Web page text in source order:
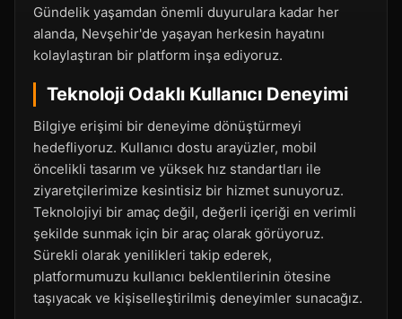
Gündelik yaşamdan önemli duyurulara kadar her
alanda, Nevşehir'de yaşayan herkesin hayatını
kolaylaştıran bir platform inşa ediyoruz.
Teknoloji Odaklı Kullanıcı Deneyimi
Bilgiye erişimi bir deneyime dönüştürmeyi
hedefliyoruz. Kullanıcı dostu arayüzler, mobil
öncelikli tasarım ve yüksek hız standartları ile
ziyaretçilerimize kesintisiz bir hizmet sunuyoruz.
Teknolojiyi bir amaç değil, değerli içeriği en verimli
şekilde sunmak için bir araç olarak görüyoruz.
Sürekli olarak yenilikleri takip ederek,
platformumuzu kullanıcı beklentilerinin ötesine
taşıyacak ve kişiselleştirilmiş deneyimler sunacağız.